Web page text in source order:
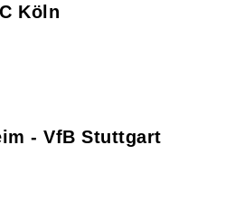
Köln
- VfB Stuttgart